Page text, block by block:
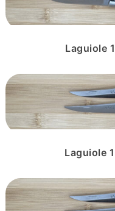
Laguiole
Laguiole